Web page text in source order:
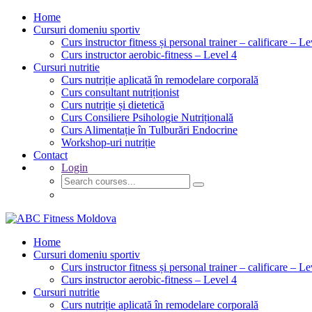
Home
Cursuri domeniu sportiv
Curs instructor fitness și personal trainer – calificare –
Curs instructor aerobic-fitness – Level 4
Cursuri nutritie
Curs nutriție aplicată în remodelare corporală
Curs consultant nutriționist
Curs nutriție și dietetică
Curs Consiliere Psihologie Nutrițională
Curs Alimentație în Tulburări Endocrine
Workshop-uri nutriție
Contact
Login
Home
Cursuri domeniu sportiv
Curs instructor fitness și personal trainer – calificare –
Curs instructor aerobic-fitness – Level 4
Cursuri nutritie
Curs nutriție aplicată în remodelare corporală